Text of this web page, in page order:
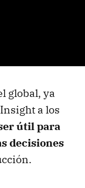
global, ya
a los
útil para
decisiones